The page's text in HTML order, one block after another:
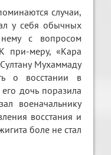
случаи,
у себя обычных
с вопросом
при-меру, «Кара
Мухаммаду
о восстании в
дочь поразила
военачальнику
восстания и
боле не стал